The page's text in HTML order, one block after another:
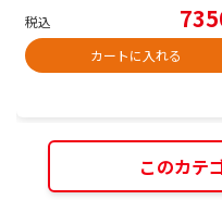
税込
カートに入れる
このカテ